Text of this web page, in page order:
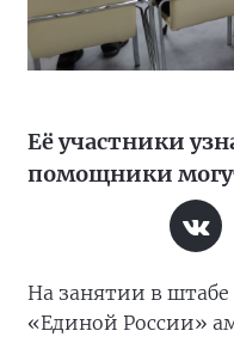
Её участники
помощники
На занятии в
«Единой России»